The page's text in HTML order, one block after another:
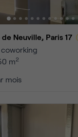
de Neuville, Paris 17
coworking
m2
mois